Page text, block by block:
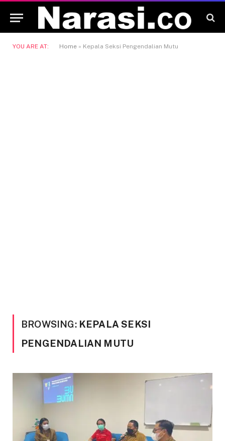
YOU ARE AT: Home » Kepala Seksi Pengendalian Mutu
BROWSING: KEPALA SEKSI
PENGENDALIAN MUTU